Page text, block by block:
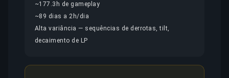
~177.3h de gameplay
~89 dias a 2h/dia
Alta variância — sequências de derrotas, tilt,
decaimento de LP